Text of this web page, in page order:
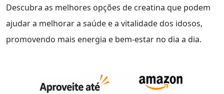
Descubra as melhores opções de creatina que podem
ajudar a melhorar a saúde e a vitalidade dos idosos,
promovendo mais energia e bem-estar no dia a dia.